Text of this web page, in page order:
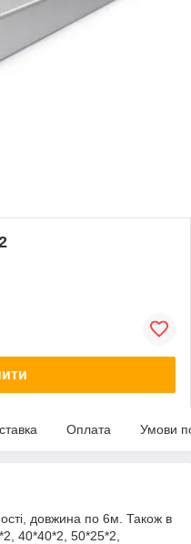
Оплата Умови
довжина по 6м. Також в
40*40*2, 50*25*2,